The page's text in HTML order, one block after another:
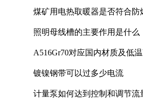
煤矿用电热取暖器是否符合防
照明母线槽的主要作用是什么
A516Gr70对应国内材质及低
镀镍钢带可以过多少电流
计量泵如何达到控制和调节流